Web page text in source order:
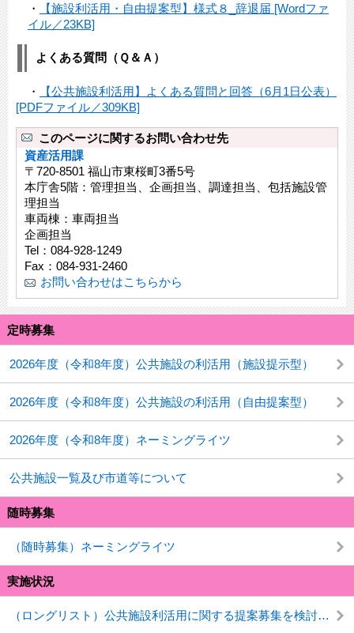
定時募集
2026年度（令和8年度）公共施設の利活用（施設提示型）
2026年度（令和8年度）公共施設の利活用（自由提案型）
2026年度（令和8年度）ネーミングライツ
公共施設一覧及び市道等について
随時募集
（随時募集）ネーミングライツ
実施状況
（ロングリスト）公共施設利活用に関する提案募集を検討している施設
・
【施設利活用・自由提案型】様式８_辞退届 [Wordファ
イル／23KB]
よくある質問（Ｑ＆Ａ）
・
【公共施設利活用】よくある質問と回答（6月1日公表）
[PDFファイル／309KB]
このページに関するお問い合わせ先
資産活用課
〒720-8501 福山市東桜町3番5号
本庁舎5階：管理担当、企画担当、調達担当、包括施設管
理担当
車両棟：車両担当
企画担当
Tel：084-928-1249
Fax：084-931-2460
お問い合わせはこちらから